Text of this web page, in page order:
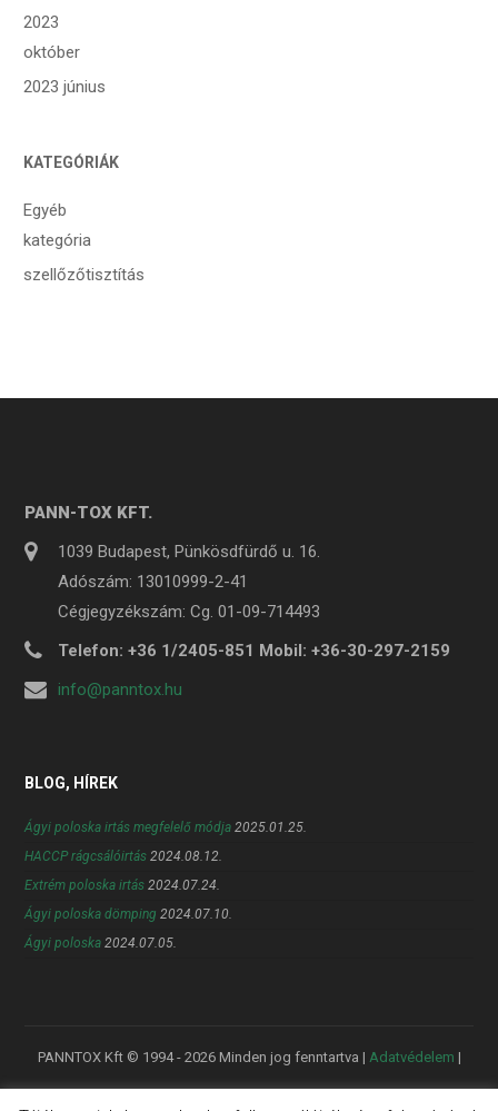
2023
október
2023 június
KATEGÓRIÁK
Egyéb
kategória
szellőzőtisztítás
PANN-TOX KFT.
1039 Budapest, Pünkösdfürdő u. 16.
Adószám: 13010999-2-41
Cégjegyzékszám: Cg. 01-09-714493
Telefon: +36 1/2405-851 Mobil: +36-30-297-2159
info@panntox.hu
BLOG, HÍREK
Ágyi poloska irtás megfelelő módja 2025.01.25.
HACCP rágcsálóirtás 2024.08.12.
Extrém poloska irtás 2024.07.24.
Ágyi poloska dömping 2024.07.10.
Ágyi poloska 2024.07.05.
PANNTOX Kft © 1994 - 2026 Minden jog fenntartva | Adatvédelem |